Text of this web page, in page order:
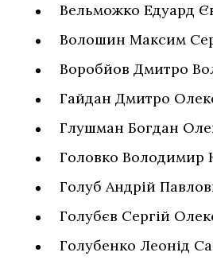
Вельможко Едуард
Волошин Максим
Воробйов Дмитро
Гайдан Дмитро
Глушман Богдан
Головко Володимир
Голуб Андрій
Голубєв Сергій
Голубенко Леонід